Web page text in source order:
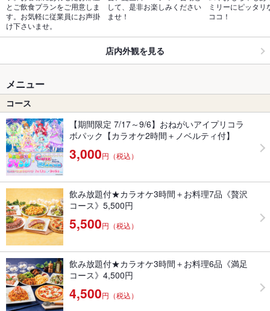
とご飲食プランをご用意しま
す。お気軽に従業員にお声掛
け下さいませ。
して、是非お楽しみください
ませ！
ミリーにピッタリ
ココ！
店内外観を見る
メニュー
コース
【期間限定 7/17～9/6】おねがいアイプリコラ
ボパック【カラオケ2時間＋ノベルティ付】
3,000円（税込）
飲み放題付★カラオケ3時間＋お料理7品《贅沢
コース》5,500円
5,500円（税込）
飲み放題付★カラオケ3時間＋お料理6品《満足
コース》4,500円
4,500円（税込）